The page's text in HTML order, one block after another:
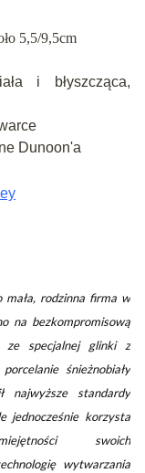
5,5/9,5cm
i błyszcząca,
Dunoon'a
rodzinna firma w
na bezkompromisową
ze specjalnej glinki z
śnieżnobiały
najwyższe standardy
jednocześnie korzysta
swoich
wytwarzania